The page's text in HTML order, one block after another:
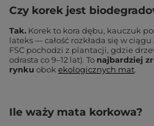
Czy korek jest
Tak. Korek to kora dębu, kauczuk
lateks — całość rozkłada się w
FSC pochodzi z plantacji, gdzie
odrasta co 9–12 lat). To najbardziej
rynku obok ekologicznych mat.
Ile waży mata korkowa?